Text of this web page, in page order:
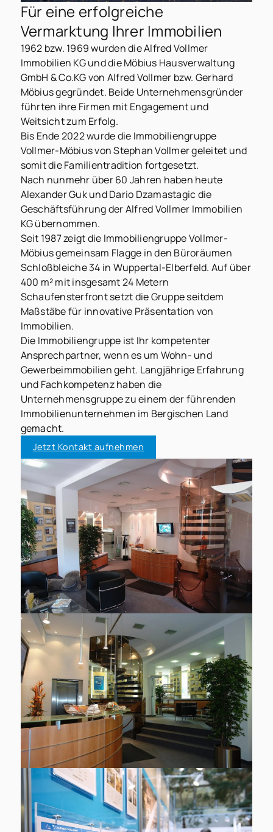
Für eine erfolgreiche
Vermarktung Ihrer Immobilien
1962 bzw. 1969 wurden die Alfred Vollmer
Immobilien KG und die Möbius Hausverwaltung
GmbH & Co.KG von Alfred Vollmer bzw. Gerhard
Möbius gegründet. Beide Unternehmensgründer
führten ihre Firmen mit Engagement und
Weitsicht zum Erfolg.
Bis Ende 2022 wurde die Immobiliengruppe
Vollmer-Möbius von Stephan Vollmer geleitet und
somit die Familientradition fortgesetzt.
Nach nunmehr über 60 Jahren haben heute
Alexander Guk und Dario Dzamastagic die
Geschäftsführung der Alfred Vollmer Immobilien
KG übernommen.
Seit 1987 zeigt die Immobiliengruppe Vollmer-
Möbius gemeinsam Flagge in den Büroräumen
Schloßbleiche 34 in Wuppertal-Elberfeld. Auf über
400 m² mit insgesamt 24 Metern
Schaufensterfront setzt die Gruppe seitdem
Maßstäbe für innovative Präsentation von
Immobilien.
Die Immobiliengruppe ist Ihr kompetenter
Ansprechpartner, wenn es um Wohn- und
Gewerbeimmobilien geht. Langjährige Erfahrung
und Fachkompetenz haben die
Unternehmensgruppe zu einem der führenden
Immobilienunternehmen im Bergischen Land
gemacht.
Jetzt Kontakt aufnehmen